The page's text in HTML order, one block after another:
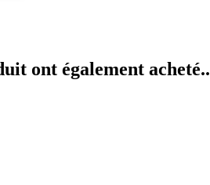
ont également